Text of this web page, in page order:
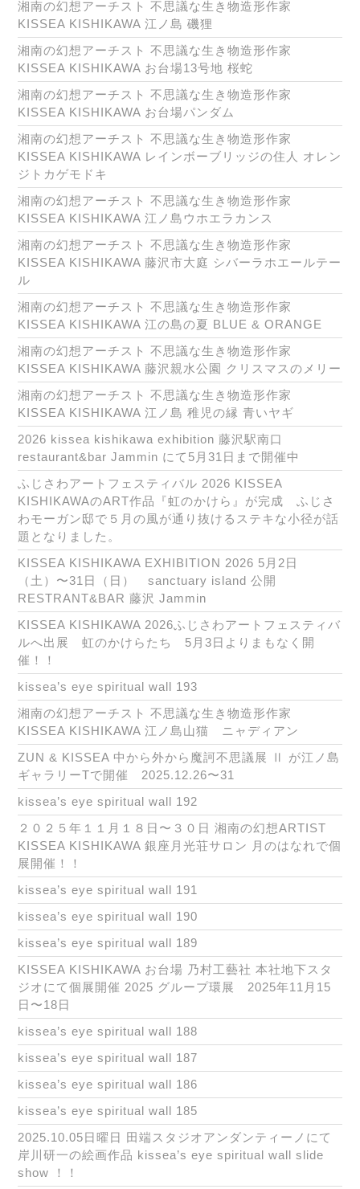
湘南の幻想アーチスト 不思議な生き物造形作家
KISSEA KISHIKAWA 江ノ島 磯狸
湘南の幻想アーチスト 不思議な生き物造形作家
KISSEA KISHIKAWA お台場13号地 桜蛇
湘南の幻想アーチスト 不思議な生き物造形作家
KISSEA KISHIKAWA お台場パンダム
湘南の幻想アーチスト 不思議な生き物造形作家
KISSEA KISHIKAWA レインボーブリッジの住人 オレン
ジトカゲモドキ
湘南の幻想アーチスト 不思議な生き物造形作家
KISSEA KISHIKAWA 江ノ島ウホエラカンス
湘南の幻想アーチスト 不思議な生き物造形作家
KISSEA KISHIKAWA 藤沢市大庭 シバーラホエールテー
ル
湘南の幻想アーチスト 不思議な生き物造形作家
KISSEA KISHIKAWA 江の島の夏 BLUE & ORANGE
湘南の幻想アーチスト 不思議な生き物造形作家
KISSEA KISHIKAWA 藤沢親水公園 クリスマスのメリー
湘南の幻想アーチスト 不思議な生き物造形作家
KISSEA KISHIKAWA 江ノ島 稚児の縁 青いヤギ
2026 kissea kishikawa exhibition 藤沢駅南口
restaurant&bar Jammin にて5月31日まで開催中
ふじさわアートフェスティバル 2026 KISSEA
KISHIKAWAのART作品『虹のかけら』が完成 ふじさ
わモーガン邸で５月の風が通り抜けるステキな小径が話
題となりました。
KISSEA KISHIKAWA EXHIBITION 2026 5月2日
（土）〜31日（日） sanctuary island 公開
RESTRANT&BAR 藤沢 Jammin
KISSEA KISHIKAWA 2026ふじさわアートフェスティバ
ルへ出展 虹のかけらたち 5月3日よりまもなく開
催！！
kissea’s eye spiritual wall 193
湘南の幻想アーチスト 不思議な生き物造形作家
KISSEA KISHIKAWA 江ノ島山猫 ニャディアン
ZUN & KISSEA 中から外から魔訶不思議展 Ⅱ が江ノ島
ギャラリーTで開催 2025.12.26〜31
kissea’s eye spiritual wall 192
２０２５年１１月１８日〜３０日 湘南の幻想ARTIST
KISSEA KISHIKAWA 銀座月光荘サロン 月のはなれで個
展開催！！
kissea’s eye spiritual wall 191
kissea’s eye spiritual wall 190
kissea’s eye spiritual wall 189
KISSEA KISHIKAWA お台場 乃村工藝社 本社地下スタ
ジオにて個展開催 2025 グループ環展 2025年11月15
日〜18日
kissea’s eye spiritual wall 188
kissea’s eye spiritual wall 187
kissea’s eye spiritual wall 186
kissea’s eye spiritual wall 185
2025.10.05日曜日 田端スタジオアンダンティーノにて
岸川研一の絵画作品 kissea’s eye spiritual wall slide
show ！！